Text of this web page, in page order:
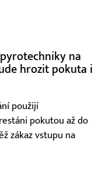
na
hrozit pokuta i
použijí
pokutou až do
zákaz vstupu na